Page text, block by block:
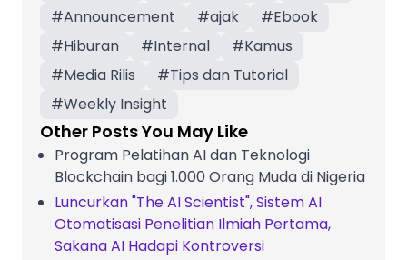
#Announcement #ajak #Ebook
#Hiburan #Internal #Kamus
#Media Rilis #Tips dan Tutorial
#Weekly Insight
Other Posts You May Like
Program Pelatihan AI dan Teknologi
Blockchain bagi 1.000 Orang Muda di Nigeria
Luncurkan "The AI Scientist", Sistem AI
Otomatisasi Penelitian Ilmiah Pertama,
Sakana AI Hadapi Kontroversi